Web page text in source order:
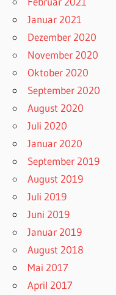
Januar 2021
Dezember 2020
November 2020
Oktober 2020
September 2020
August 2020
Juli 2020
Januar 2020
September 2019
August 2019
Juli 2019
Juni 2019
Januar 2019
August 2018
Mai 2017
April 2017